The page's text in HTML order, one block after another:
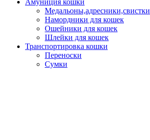
Амуниция кошки
Медальоны,адресники,свистки
Намордники для кошек
Ошейники для кошек
Шлейки для кошек
Транспортировка кошки
Переноски
Сумки